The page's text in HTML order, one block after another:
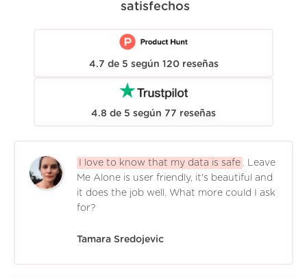
satisfechos
4.7 de 5 según 120 reseñas
4.8 de 5 según 77 reseñas
I love to know that my data is safe . Leave
Me Alone is user friendly, it's beautiful and
it does the job well. What more could I ask
for?
Tamara Sredojevic